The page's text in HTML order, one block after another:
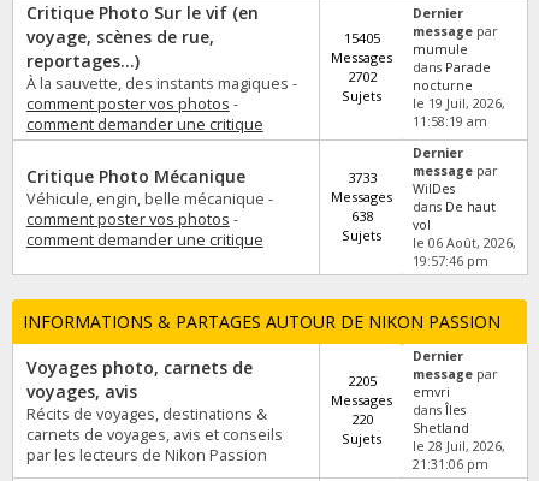
Critique Photo Sur le vif (en
voyage, scènes de rue,
reportages...)
À la sauvette, des instants magiques -
comment poster vos photos -
comment demander une critique
15405
Messages
2702
Sujets
Dernier
message par
mumule
dans Parade
nocturne
le 19 Juil, 2026,
11:58:19 am
Critique Photo Mécanique
Véhicule, engin, belle mécanique -
comment poster vos photos -
comment demander une critique
3733
Messages
638
Sujets
Dernier
message par
WilDes
dans De haut
vol
le 06 Août, 2026,
19:57:46 pm
INFORMATIONS & PARTAGES AUTOUR DE NIKON PASSION
Voyages photo, carnets de
voyages, avis
Récits de voyages, destinations &
carnets de voyages, avis et conseils
par les lecteurs de Nikon Passion
2205
Messages
220
Sujets
Dernier
message par
emvri
dansÎles
Shetland
le 28 Juil, 2026,
21:31:06 pm